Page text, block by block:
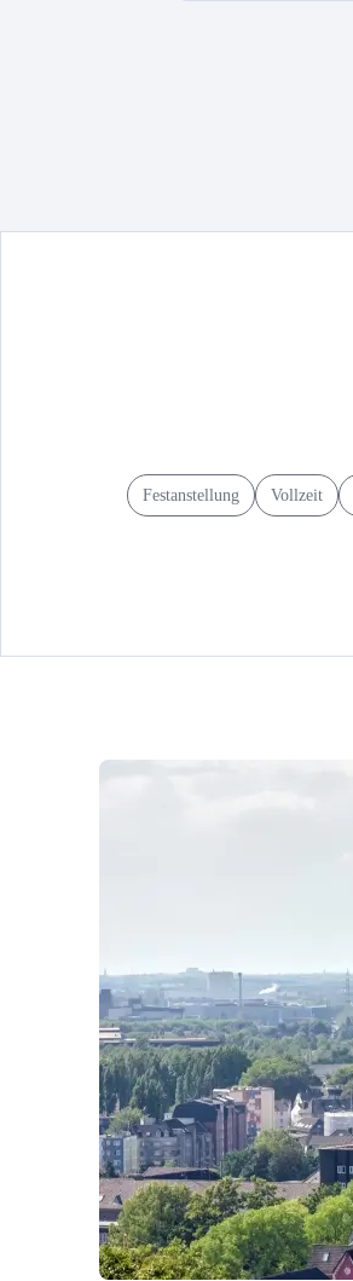
Festanstellung Vollzeit